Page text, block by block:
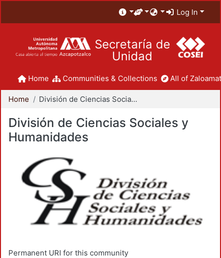
Log In
Secretaría de
Unidad
Home Communities & Collections All of
Home División de Ciencias Sociales y Humanidades
División de Ciencias Sociales y
Humanidades
Permanent URI for this community